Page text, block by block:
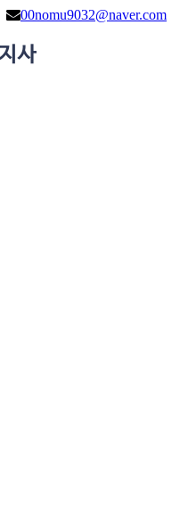
00nomu9032@naver.com